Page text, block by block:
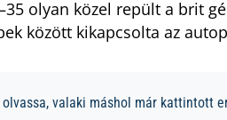
olyan közel repült a brit
között kikapcsolta az
valaki máshol már kattintott